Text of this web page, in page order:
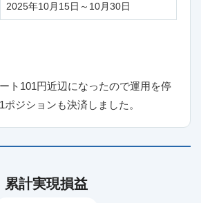
2025年10月15日～10月30日
ト101円近辺になったので運用を停
ジションも決済しました。
累計実現損益